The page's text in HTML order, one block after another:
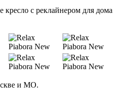
кресло с реклайнером для дома
и МО.